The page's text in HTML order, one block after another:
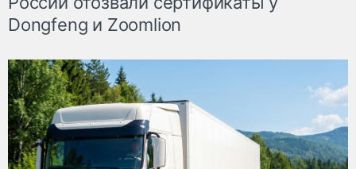
Dongfeng и Zoomlion